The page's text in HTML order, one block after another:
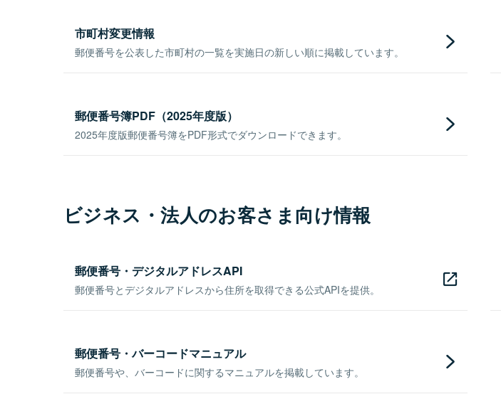
市町村変更情報
郵便番号を公表した市町村の一覧を実施日の新しい順に掲載しています。
郵便番号簿PDF（2025年度版）
2025年度版郵便番号簿をPDF形式でダウンロードできます。
ビジネス・法人のお客さま向け情報
郵便番号・デジタルアドレスAPI
郵便番号とデジタルアドレスから住所を取得できる公式APIを提供。
郵便番号・バーコードマニュアル
郵便番号や、バーコードに関するマニュアルを掲載しています。